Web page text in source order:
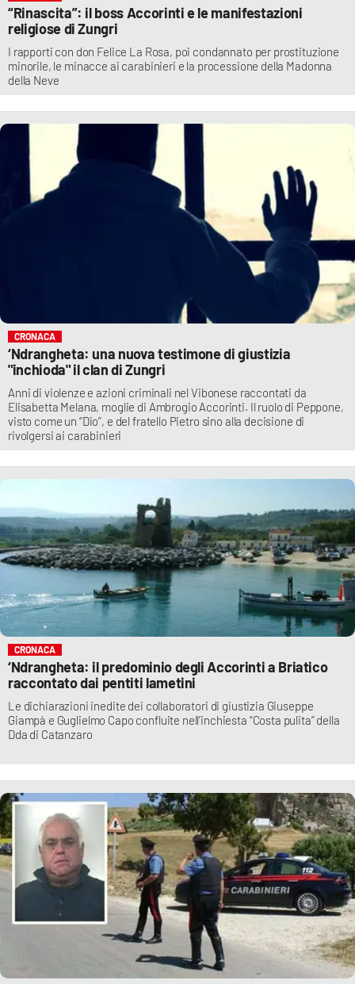
“Rinascita”: il boss Accorinti e le manifestazioni
religiose di Zungri
I rapporti con don Felice La Rosa, poi condannato per prostituzione
minorile, le minacce ai carabinieri e la processione della Madonna
della Neve
CRONACA
‘Ndrangheta: una nuova testimone di giustizia
"inchioda" il clan di Zungri
Anni di violenze e azioni criminali nel Vibonese raccontati da
Elisabetta Melana, moglie di Ambrogio Accorinti. Il ruolo di Peppone,
visto come un “Dio”, e del fratello Pietro sino alla decisione di
rivolgersi ai carabinieri
CRONACA
‘Ndrangheta: il predominio degli Accorinti a Briatico
raccontato dai pentiti lametini
Le dichiarazioni inedite dei collaboratori di giustizia Giuseppe
Giampà e Guglielmo Capo confluite nell’inchiesta “Costa pulita” della
Dda di Catanzaro